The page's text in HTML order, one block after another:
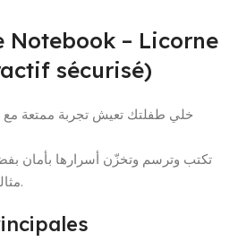
Notebook – Licorne
sécurisé)
خلي طفلتك تعيش تجربة ممتعة مع
تكتب وترسم وتخزّن أسرارها بأمان
.